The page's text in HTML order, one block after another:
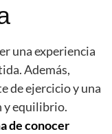
una experiencia
Además,
de ejercicio y una
y equilibrio.
de conocer